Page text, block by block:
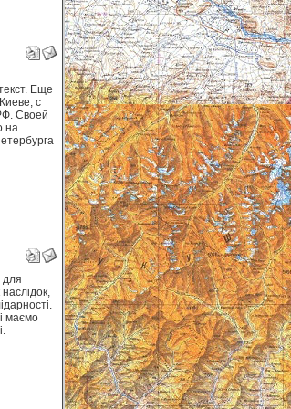
Еще
с
Своей
на
для
маємо